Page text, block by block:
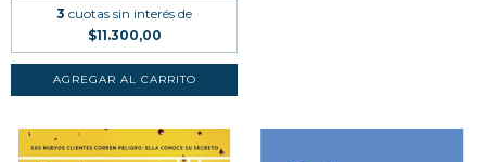
3 cuotas sin interés de
$11.300,00